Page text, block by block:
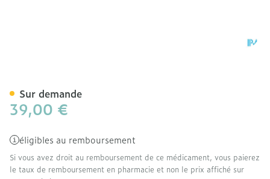
39,00 €
éligibles au remboursement
Si vous avez droit au remboursement de ce médicament, vous paierez
le taux de remboursement en pharmacie et non le prix affiché sur
Sur demande